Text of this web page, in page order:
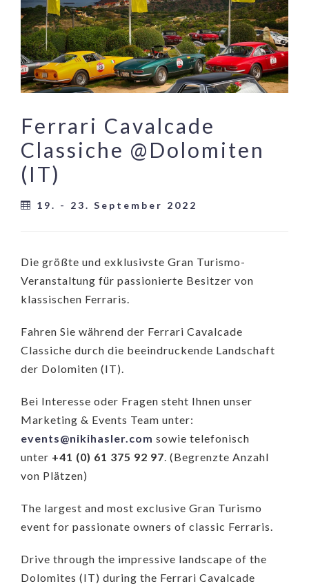
Ferrari Cavalcade
Classiche @Dolomiten
(IT)
19. - 23. September 2022
Die größte und exklusivste Gran Turismo-
Veranstaltung für passionierte Besitzer von
klassischen Ferraris.
Fahren Sie während der Ferrari Cavalcade
Classiche durch die beeindruckende Landschaft
der Dolomiten (IT).
Bei Interesse oder Fragen steht Ihnen unser
Marketing & Events Team unter:
events@nikihasler.com sowie telefonisch
unter +41 (0) 61 375 92 97 . (Begrenzte Anzahl
von Plätzen)
The largest and most exclusive Gran Turismo
event for passionate owners of classic Ferraris.
Drive through the impressive landscape of the
Dolomites (IT) during the Ferrari Cavalcade